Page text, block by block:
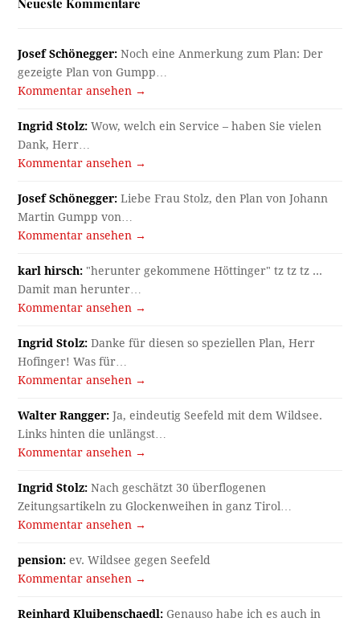
Neueste Kommentare
Josef Schönegger: Noch eine Anmerkung zum Plan: Der
gezeigte Plan von Gumpp…
Kommentar ansehen →
Ingrid Stolz: Wow, welch ein Service – haben Sie vielen
Dank, Herr…
Kommentar ansehen →
Josef Schönegger: Liebe Frau Stolz, den Plan von Johann
Martin Gumpp von…
Kommentar ansehen →
karl hirsch: "herunter gekommene Höttinger" tz tz tz ...
Damit man herunter…
Kommentar ansehen →
Ingrid Stolz: Danke für diesen so speziellen Plan, Herr
Hofinger! Was für…
Kommentar ansehen →
Walter Rangger: Ja, eindeutig Seefeld mit dem Wildsee.
Links hinten die unlängst…
Kommentar ansehen →
Ingrid Stolz: Nach geschätzt 30 überflogenen
Zeitungsartikeln zu Glockenweihen in ganz Tirol…
Kommentar ansehen →
pension: ev. Wildsee gegen Seefeld
Kommentar ansehen →
Reinhard Kluibenschaedl: Genauso habe ich es auch in